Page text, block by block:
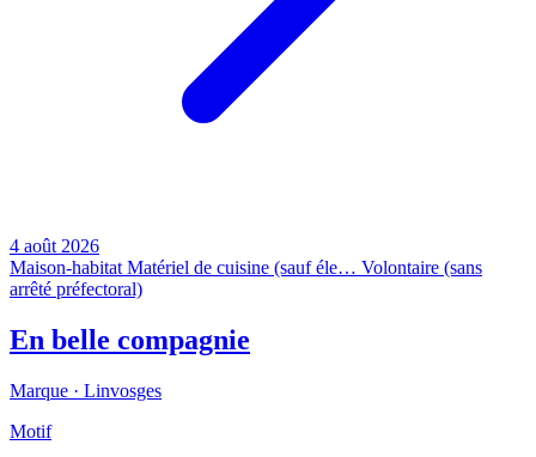
4 août 2026
Maison-habitat Matériel de cuisine (sauf éle… Volontaire (sans
arrêté préfectoral)
En belle compagnie
Marque · Linvosges
Motif